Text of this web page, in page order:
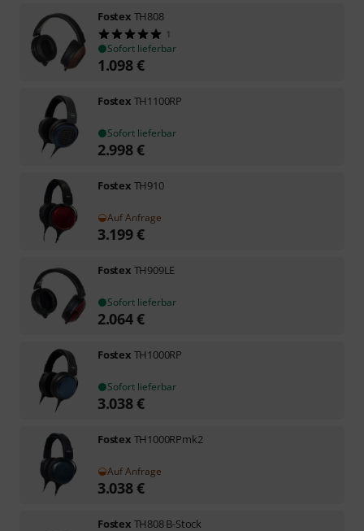
Fostex TH808
1
Sofort lieferbar
1.098€
Fostex TH1100RP
Sofort lieferbar
2.998€
Fostex TH910
Auf Anfrage
3.199€
Fostex TH909LE
Sofort lieferbar
2.064€
Fostex TH1000RP
Sofort lieferbar
3.038€
Fostex TH1000RPmk2
Auf Anfrage
3.038€
Fostex TH808 B-Stock